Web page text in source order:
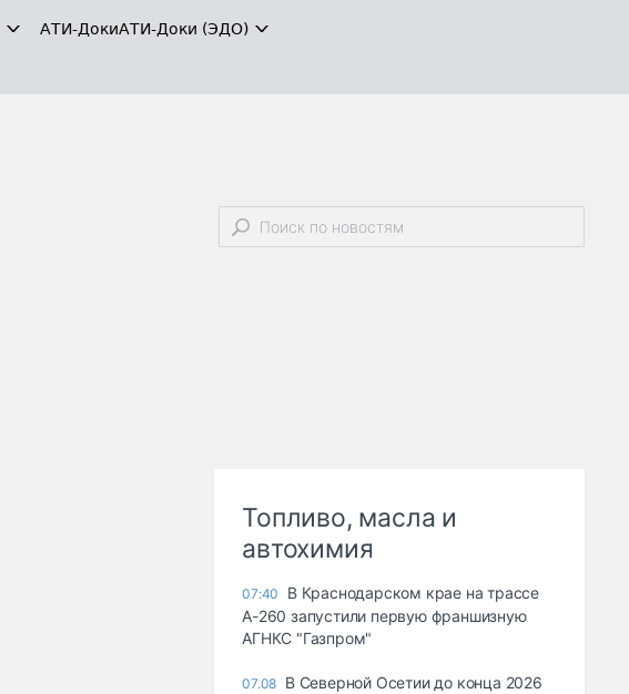
АТИ-ДокиАТИ-Доки (ЭДО)
Топливо, масла и
автохимия
07:40
В Краснодарском крае на трассе
А-260 запустили первую франшизную
АГНКС "Газпром"
07.08 В Северной Осетии до конца 2026